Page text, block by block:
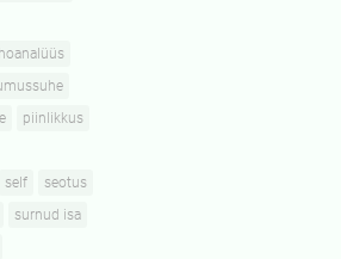
piinlikkus
self
seotus
surnud isa